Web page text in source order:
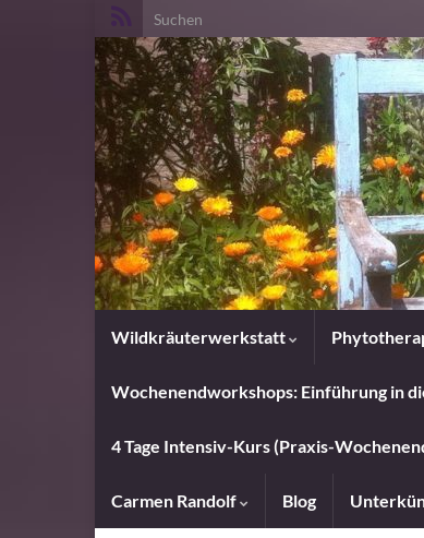
Search for:
Wildkräuterwerkstatt
Wochenendworkshops: Einführung in
4 Tage Intensiv-Kurs (Praxis-
Carmen Randolf Blog